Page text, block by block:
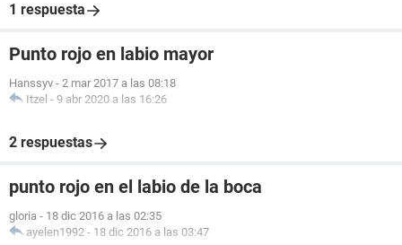
1 respuesta
Punto rojo en labio mayor
Hanssyv - 2 mar 2017 a las 08:18
Itzel - 9 abr 2020 a las 16:26
2 respuestas
punto rojo en el labio de la boca
gloria - 18 dic 2016 a las 02:35
ayelen1992 - 18 dic 2016 a las 03:47